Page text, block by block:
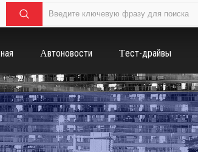
Автоновости Тест-драйвы